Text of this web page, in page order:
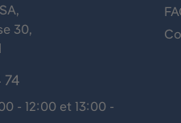
30,
74
- 12:00 et 13:00 -